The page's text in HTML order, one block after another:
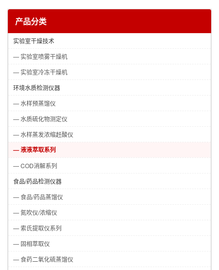
产品分类
实验室干燥技术
— 实验室喷雾干燥机
— 实验室冷冻干燥机
环境水质检测仪器
— 水样预蒸馏仪
— 水质硫化物测定仪
— 水样蒸发浓缩赶酸仪
— 液液萃取系列
— COD消解系列
食品/药品检测仪器
— 食品/药品蒸馏仪
— 氮吹仪/浓缩仪
— 索氏提取仪系列
— 固相萃取仪
— 食药二氧化硫蒸馏仪